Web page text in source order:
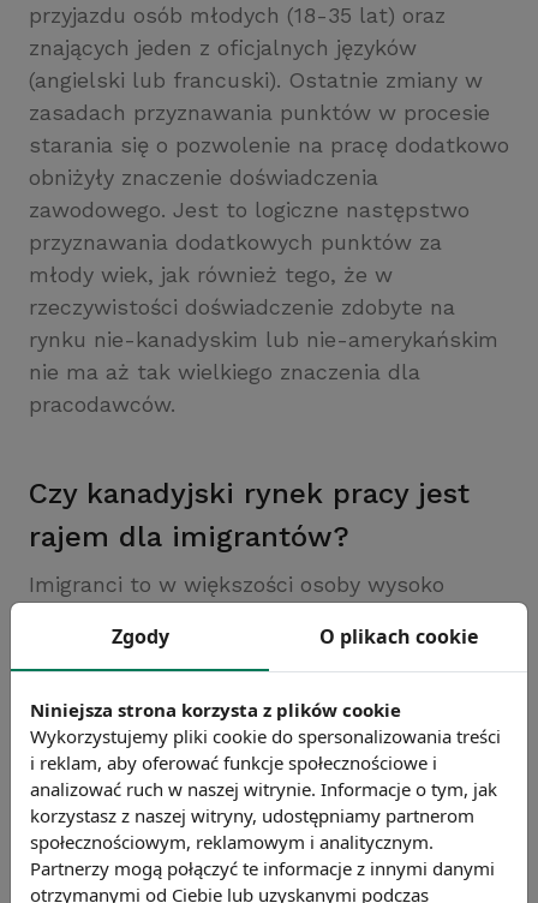
przyjazdu osób młodych (18-35 lat) oraz
znających jeden z oficjalnych języków
(angielski lub francuski). Ostatnie zmiany w
zasadach przyznawania punktów w procesie
starania się o pozwolenie na pracę dodatkowo
obniżyły znaczenie doświadczenia
zawodowego. Jest to logiczne następstwo
przyznawania dodatkowych punktów za
młody wiek, jak również tego, że w
rzeczywistości doświadczenie zdobyte na
rynku nie-kanadyskim lub nie-amerykańskim
nie ma aż tak wielkiego znaczenia dla
pracodawców.
Czy kanadyjski rynek pracy jest
rajem dla imigrantów?
Imigranci to w większości osoby wysoko
wykształcenie, w porównaniu z 21% populacji
roku, Migration Policy Institute). Są to osoby,
które posługują się bardzo dobrze językiem
angielskim (58%), rzadziej francuskim (4,4%).
Szczególnie ostatnich kilka lat pokazało, że
istnieją pewne bariery systemowe, które
Zgody O plikach cookie
Niniejsza strona korzysta z plików cookie
Wykorzystujemy pliki cookie do spersonalizowania treści
i reklam, aby oferować funkcje społecznościowe i
analizować ruch w naszej witrynie. Informacje o tym, jak
korzystasz z naszej witryny, udostępniamy partnerom
społecznościowym, reklamowym i analitycznym.
Partnerzy mogą połączyć te informacje z innymi danymi
otrzymanymi od Ciebie lub uzyskanymi podczas